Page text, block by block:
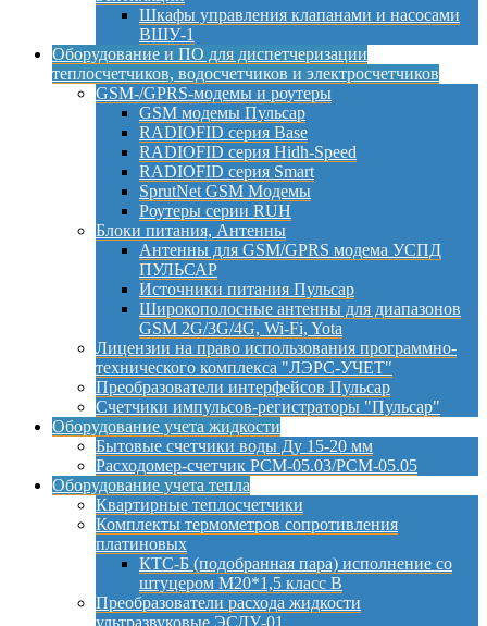
Шкафы управления клапанами и насосами
ВШУ-1
Оборудование и ПО для диспетчеризации
теплосчетчиков, водосчетчиков и электросчетчиков
GSM-/GPRS-модемы и роутеры
GSM модемы Пульсар
RADIOFID серия Base
RADIOFID серия Hidh-Speed
RADIOFID серия Smart
SprutNet GSM Модемы
Роутеры серии RUH
Блоки питания, Антенны
Антенны для GSM/GPRS модема УСПД
ПУЛЬСАР
Источники питания Пульсар
Широкополосные антенны для диапазонов
GSM 2G/3G/4G, Wi-Fi, Yota
Лицензии на право использования программно-
технического комплекса "ЛЭРС-УЧЕТ"
Преобразователи интерфейсов Пульсар
Счетчики импульсов-регистраторы "Пульсар"
Оборудование учета жидкости
Бытовые счетчики воды Ду 15-20 мм
Расходомер-счетчик РСМ-05.03/РСМ-05.05
Оборудование учета тепла
Квартирные теплосчетчики
Комплекты термометров сопротивления
платиновых
КТС-Б (подобранная пара) исполнение со
штуцером М20*1,5 класс B
Преобразователи расхода жидкости
ультразвуковые ЭСДУ-01